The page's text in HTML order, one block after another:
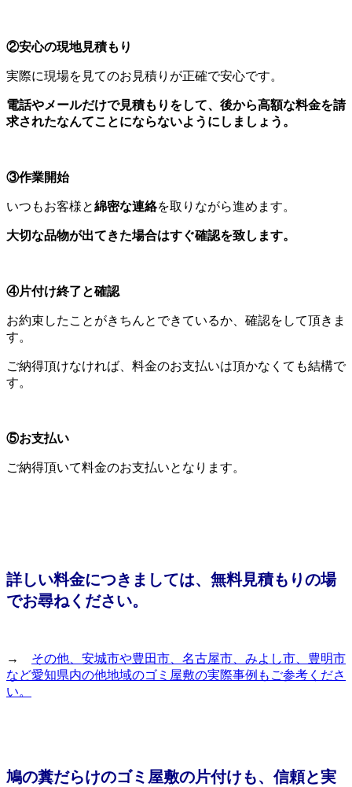
②安心の現地見積もり
実際に現場を見てのお見積りが正確で安心です。
電話やメールだけで見積もりをして、後から高額な料金を請
求されたなんてことにならないようにしましょう。
③作業開始
いつもお客様と綿密な連絡を取りながら進めます。
大切な品物が出てきた場合はすぐ確認を致します。
④片付け終了と確認
お約束したことがきちんとできているか、確認をして頂きま
す。
ご納得頂けなければ、料金のお支払いは頂かなくても結構で
す。
⑤お支払い
ご納得頂いて料金のお支払いとなります。
詳しい料金につきましては、無料見積もりの場
でお尋ねください。
→ その他、安城市や豊田市、名古屋市、みよし市、豊明市
など愛知県内の他地域のゴミ屋敷の実際事例もご参考くださ
い。
鳩の糞だらけのゴミ屋敷の片付けも、信頼と実